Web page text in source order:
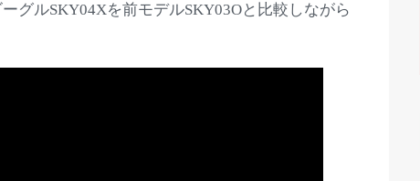
グルSKY04Xを前モデルSKY03Oと比較しながら